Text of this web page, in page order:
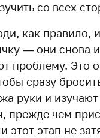
со всех
как правило,
— они снова
проблему. Это
сразу
руки и
прежде чем
этот этап не